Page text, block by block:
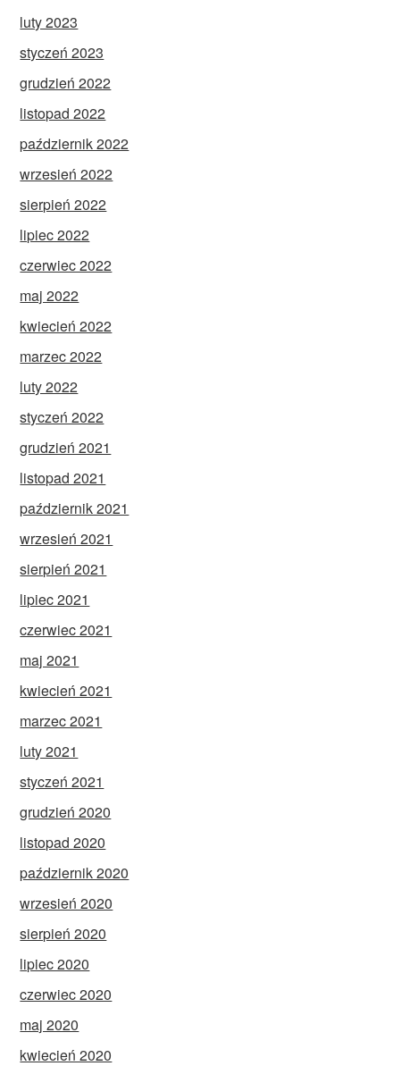
luty 2023
styczeń 2023
grudzień 2022
listopad 2022
październik 2022
wrzesień 2022
sierpień 2022
lipiec 2022
czerwiec 2022
maj 2022
kwiecień 2022
marzec 2022
luty 2022
styczeń 2022
grudzień 2021
listopad 2021
październik 2021
wrzesień 2021
sierpień 2021
lipiec 2021
czerwiec 2021
maj 2021
kwiecień 2021
marzec 2021
luty 2021
styczeń 2021
grudzień 2020
listopad 2020
październik 2020
wrzesień 2020
sierpień 2020
lipiec 2020
czerwiec 2020
maj 2020
kwiecień 2020